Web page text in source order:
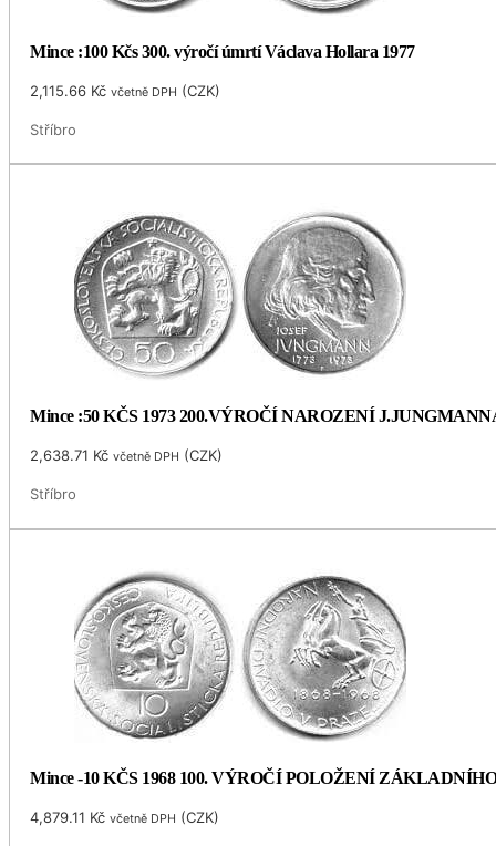
Mince :100 Kčs 300. výročí úmrtí Václava Hollara 1977
2,115.66 Kč včetně DPH (CZK)
Stříbro
Mince :50 KČS 1973 200.VÝROČÍ NAROZENÍ
2,638.71 Kč včetně DPH (CZK)
Stříbro
Mince -10 KČS 1968 100. VÝROČÍ POLOŽENÍ
4,879.11 Kč včetně DPH (CZK)